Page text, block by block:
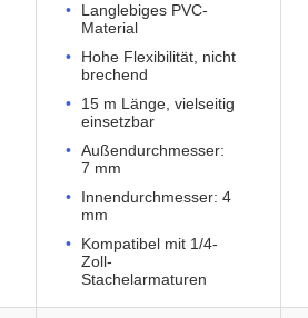
Langlebiges PVC-
Material
Hohe Flexibilität, nicht
brechend
15 m Länge, vielseitig
einsetzbar
Außendurchmesser:
7 mm
Innendurchmesser: 4
mm
Kompatibel mit 1/4-
Zoll-
Stachelarmaturen